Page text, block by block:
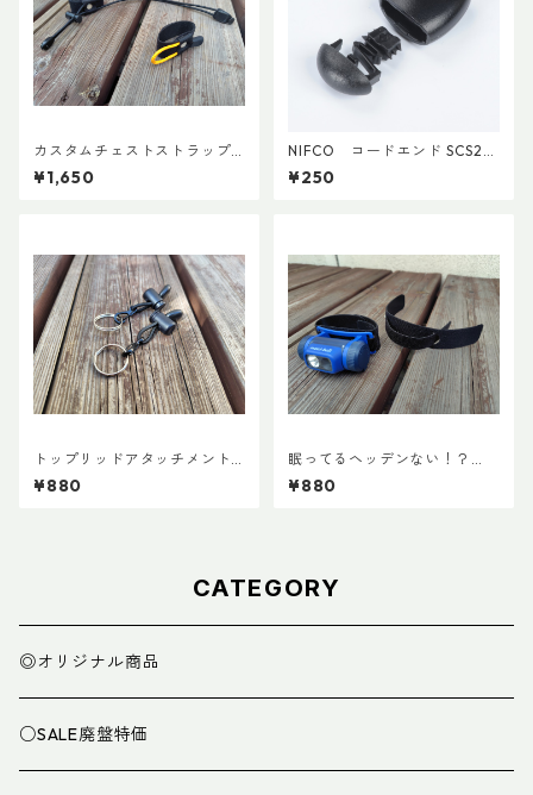
カスタムチェストストラップ V
er.2
¥1,650
NIFCO コードエンド SCS2
(5個入り)
¥250
トップリッドアタッチメント
(ペア)
¥880
眠ってるヘッデンない！？
『ヘッデンマウント』
¥880
CATEGORY
◎オリジナル商品
○SALE廃盤特価